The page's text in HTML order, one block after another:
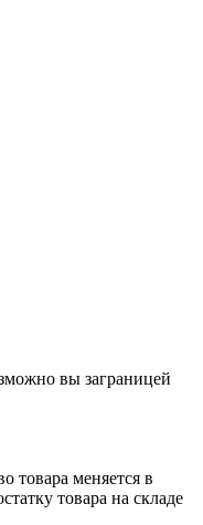
вы заграницей
товара меняется в
товара на складе